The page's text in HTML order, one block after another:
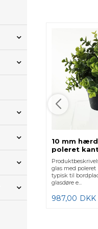
10 mm
poleret
glas med
typisk til
glasdøre e...
987,00 DKK